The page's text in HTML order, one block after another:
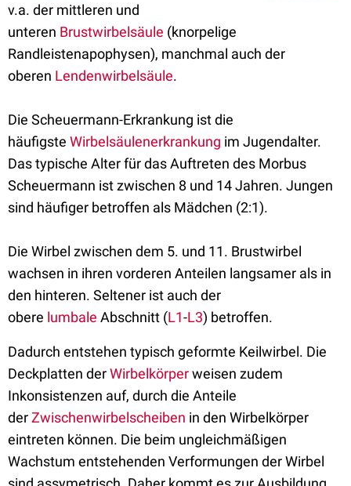
v.a. der mittleren und
unteren Brustwirbelsäule (knorpelige
Randleistenapophysen), manchmal auch der
oberen Lendenwirbelsäule.
Die Scheuermann-Erkrankung ist die
häufigste Wirbelsäulenerkrankung im Jugendalter.
Das typische Alter für das Auftreten des Morbus
Scheuermann ist zwischen 8 und 14 Jahren. Jungen
sind häufiger betroffen als Mädchen (2:1).
Die Wirbel zwischen dem 5. und 11. Brustwirbel
wachsen in ihren vorderen Anteilen langsamer als in
den hinteren. Seltener ist auch der
obere lumbale Abschnitt (L1-L3) betroffen.
Dadurch entstehen typisch geformte Keilwirbel. Die
Deckplatten derWirbelkörperweisen zudem
Inkonsistenzen auf, durch die Anteile
derZwischenwirbelscheiben in den Wirbelkörper
eintreten können. Die beim ungleichmäßigen
Wachstum entstehenden Verformungen der Wirbel